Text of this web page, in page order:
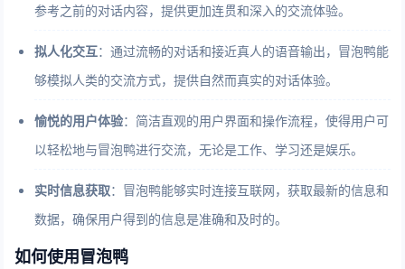
参考之前的对话内容，提供更加连贯和深入的交流体验。
拟人化交互：通过流畅的对话和接近真人的语音输出，冒泡鸭能
够模拟人类的交流方式，提供自然而真实的对话体验。
愉悦的用户体验：简洁直观的用户界面和操作流程，使得用户可
以轻松地与冒泡鸭进行交流，无论是工作、学习还是娱乐。
实时信息获取：冒泡鸭能够实时连接互联网，获取最新的信息和
数据，确保用户得到的信息是准确和及时的。
如何使用冒泡鸭